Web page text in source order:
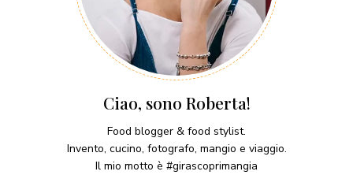
Ciao, sono Roberta!
Food blogger & food stylist.
Invento, cucino, fotografo, mangio e viaggio.
Il mio motto è #girascoprimangia